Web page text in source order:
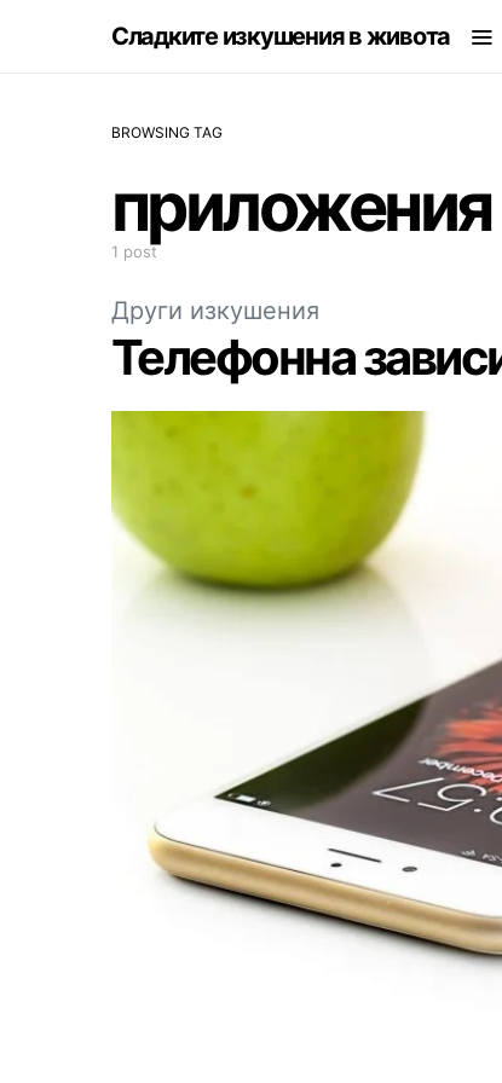
Сладките изкушения в живота
BROWSING TAG
1 post
Други изкушения
Телефонна